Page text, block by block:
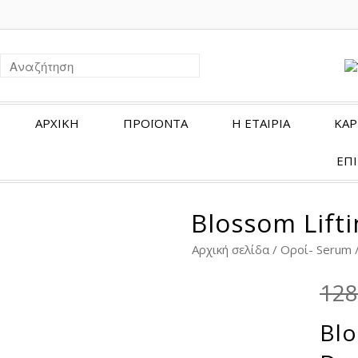
ΑΡΧΙΚΗ ΠΡΟΪΟΝΤΑ Η ΕΤΑΙΡΙΑ
Blossom
Αρχική σελίδα / Οροί- Serum